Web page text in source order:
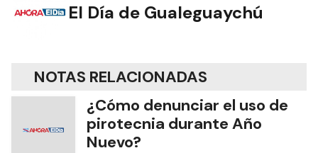
El Día de Gualeguaychú
NOTAS RELACIONADAS
¿Cómo denunciar el uso de
pirotecnia durante Año
Nuevo?